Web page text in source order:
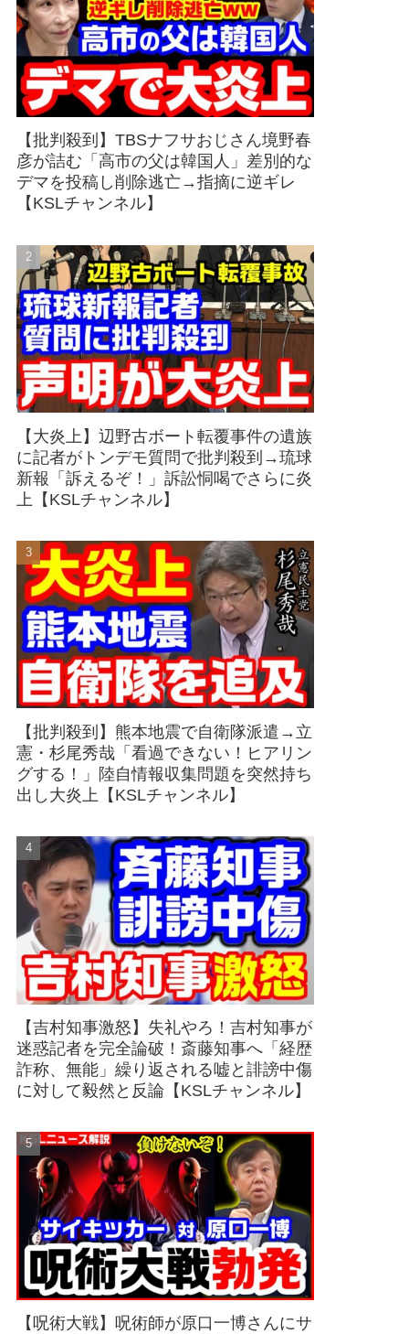
【批判殺到】TBSナフサおじさん境野春
彦が詰む「高市の父は韓国人」差別的な
デマを投稿し削除逃亡→指摘に逆ギレ
【KSLチャンネル】
【大炎上】辺野古ボート転覆事件の遺族
に記者がトンデモ質問で批判殺到→琉球
新報「訴えるぞ！」訴訟恫喝でさらに炎
上【KSLチャンネル】
【批判殺到】熊本地震で自衛隊派遣→立
憲・杉尾秀哉「看過できない！ヒアリン
グする！」陸自情報収集問題を突然持ち
出し大炎上【KSLチャンネル】
【吉村知事激怒】失礼やろ！吉村知事が
迷惑記者を完全論破！斎藤知事へ「経歴
詐称、無能」繰り返される嘘と誹謗中傷
に対して毅然と反論【KSLチャンネル】
【呪術大戦】呪術師が原口一博さんにサ